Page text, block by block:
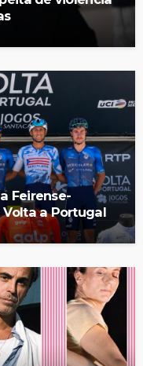
Feirense-
a Portugal